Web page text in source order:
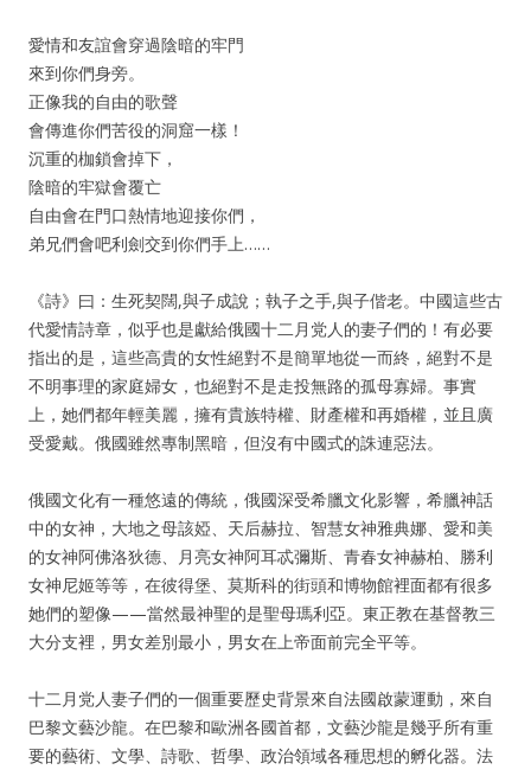
愛情和友誼會穿過陰暗的牢門
來到你們身旁。
正像我的自由的歌聲
會傳進你們苦役的洞窟一樣！
沉重的枷鎖會掉下，
陰暗的牢獄會覆亡
自由會在門口熱情地迎接你們，
弟兄們會吧利劍交到你們手上……
《詩》曰：生死契闊,與子成說；執子之手,與子偕老。中國這些古
代愛情詩章，似乎也是獻給俄國十二月党人的妻子們的！有必要
指出的是，這些高貴的女性絕對不是簡單地從一而終，絕對不是
不明事理的家庭婦女，也絕對不是走投無路的孤母寡婦。事實
上，她們都年輕美麗，擁有貴族特權、財產權和再婚權，並且廣
受愛戴。俄國雖然專制黑暗，但沒有中國式的誅連惡法。
俄國文化有一種悠遠的傳統，俄國深受希臘文化影響，希臘神話
中的女神，大地之母該婭、天后赫拉、智慧女神雅典娜、愛和美
的女神阿佛洛狄德、月亮女神阿耳忒彌斯、青春女神赫柏、勝利
女神尼姬等等，在彼得堡、莫斯科的街頭和博物館裡面都有很多
她們的塑像——當然最神聖的是聖母瑪利亞。東正教在基督教三
大分支裡，男女差別最小，男女在上帝面前完全平等。
十二月党人妻子們的一個重要歷史背景來自法國啟蒙運動，來自
巴黎文藝沙龍。在巴黎和歐洲各國首都，文藝沙龍是幾乎所有重
要的藝術、文學、詩歌、哲學、政治領域各種思想的孵化器。法